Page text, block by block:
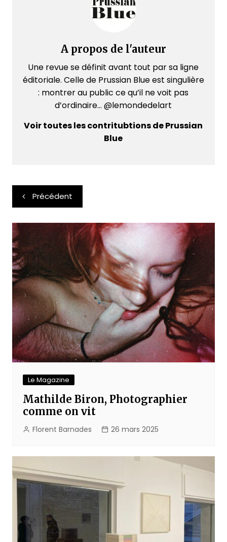
A propos de l'auteur
Une revue se définit avant tout par sa ligne
éditoriale. Celle de Prussian Blue est singulière
: montrer au public ce qu’il ne voit pas
d’ordinaire... @lemondedelart
Voir toutes les contritubtions de Prussian
Blue
Navigation
de
l’article
Précédent
Le Magazine
Mathilde Biron, Photographier
comme on vit
Florent Barnades 26 mars 2025